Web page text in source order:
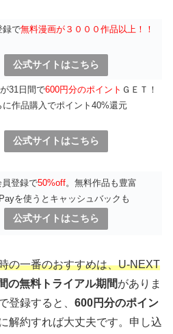
録で無料漫画が３０００作品以上！！
公式サイトはこちら
31日間で600円分のポイント ＧＥＴ！
に作品購入でポイント40%還元
公式サイトはこちら
員登録で50%off。無料作品も豊富
を使うとキャッシュバックも
公式サイトはこちら
の一番のおすすめは、U-NEXT
の無料トライアル期間がありま
登録すると、 600円分のポイン
解約すれば大丈夫です。申し込